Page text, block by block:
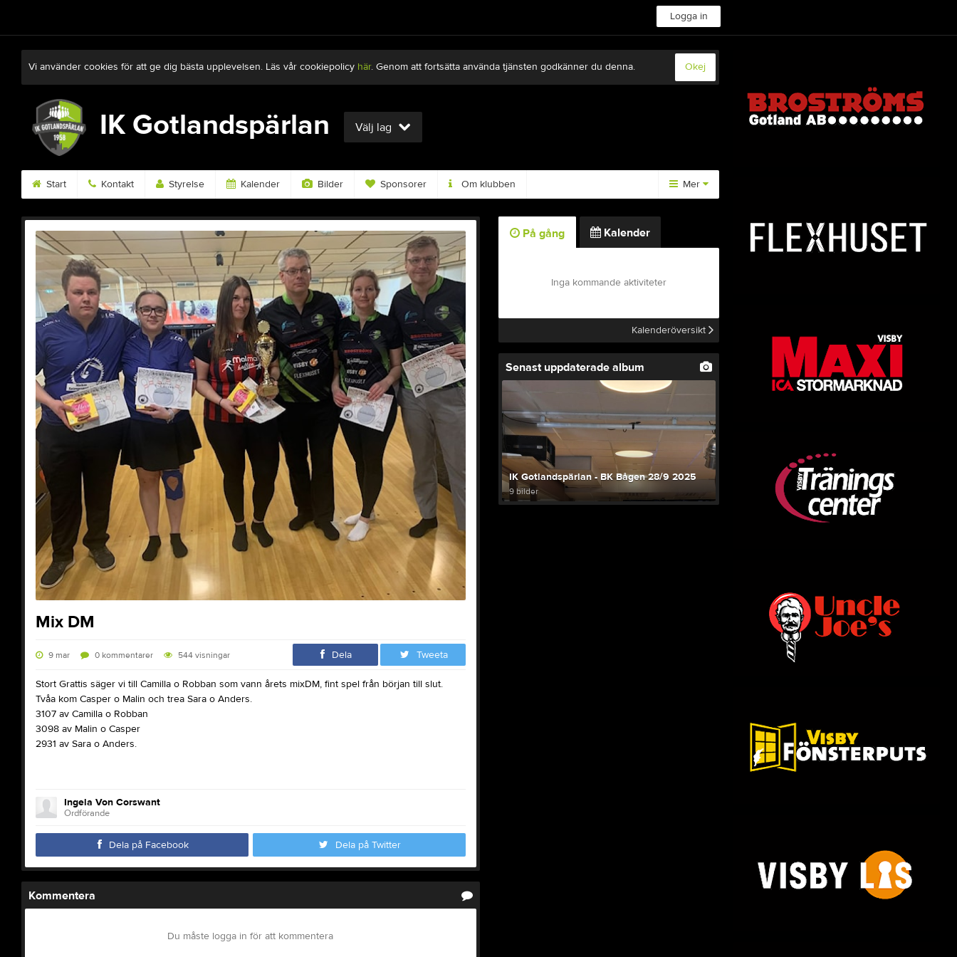
Logga in
Vi använder cookies för att ge dig bästa upplevelsen. Läs vår cookiepolicy här. Genom att fortsätta använda tjänsten godkänner du denna. Okej
IK Gotlandspärlan Välj lag
Start Kontakt Styrelse Kalender Bilder Sponsorer Om klubben Mer
Medlemsinfo
Styrdokument
Mix DM
9 mar 0 kommentarer 544visningar Dela Tweeta
Stort Grattis säger vi till Camilla o Robban som vann årets mixDM, fint spel från början till slut.
Tvåa kom Casper o Malin och trea Sara o Anders.
3107 av Camilla o Robban
3098 av Malin o Casper
2931 av Sara o Anders.
Ingela Von Corswant
Ordförande
Dela på Facebook Dela på Twitter
Kommentera
Du måste logga in för att kommentera
På gång Kalender
Inga kommande aktiviteter
Kalenderöversikt
Senast uppdaterade album
IK Gotlandspärlan - BK Bågen 28/9 2025
9 bilder